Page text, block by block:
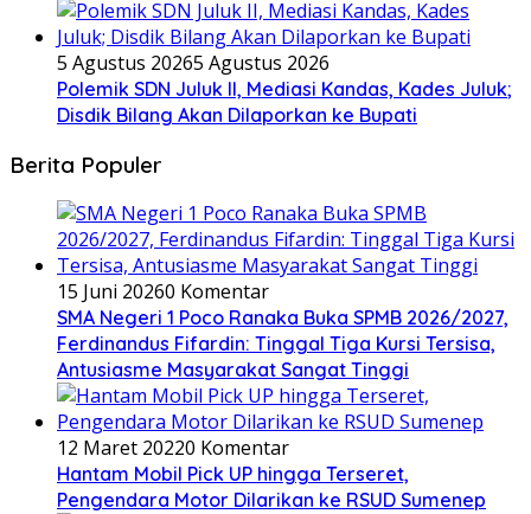
5 Agustus 20265 Agustus 2026
Polemik SDN Juluk II, Mediasi Kandas, Kades Juluk;
Disdik Bilang Akan Dilaporkan ke Bupati
Berita Populer
15 Juni 20260 Komentar
SMA Negeri 1 Poco Ranaka Buka SPMB 2026/2027,
Ferdinandus Fifardin: Tinggal Tiga Kursi Tersisa,
Antusiasme Masyarakat Sangat Tinggi
12 Maret 20220 Komentar
Hantam Mobil Pick UP hingga Terseret,
Pengendara Motor Dilarikan ke RSUD Sumenep